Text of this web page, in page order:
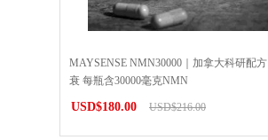
MAYSENSE NMN30000｜加拿大科研配
衰 每瓶含30000毫克NMN
USD$180.00 USD$216.00